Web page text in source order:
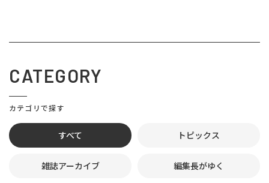
CATEGORY
カテゴリで探す
すべて トピックス
雑誌アーカイブ 編集長がゆく